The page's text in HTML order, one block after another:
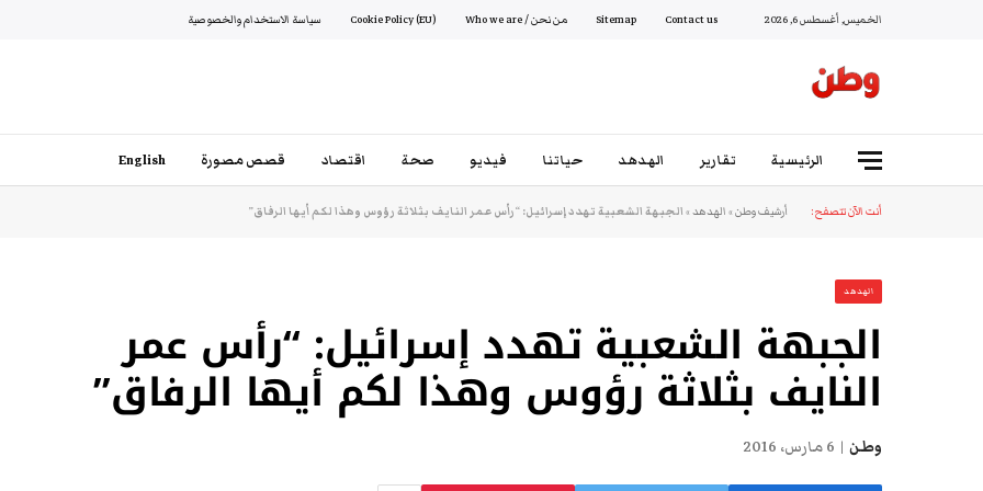
الخميس, أغسطس 6, 2026 Contact us
Sitemap من نحن / Who we are Cookie Policy (EU) سياسة الاستخدام والخصوصية
الرئيسية تقارير الهدهد حياتنا فيديو صحة اقتصاد قصص مصورة English
أنت الآن تتصفح: أرشيف وطن»الهدهد»الجبهة الشعبية تهدد إسرائيل: “رأس عمر النايف بثلاثة رؤوس وهذا لكم أيها الرفاق”
الهدهد
الجبهة الشعبية تهدد إسرائيل: “رأس عمر
النايف بثلاثة رؤوس وهذا لكم أيها الرفاق”
وطن 6 مارس، 2016